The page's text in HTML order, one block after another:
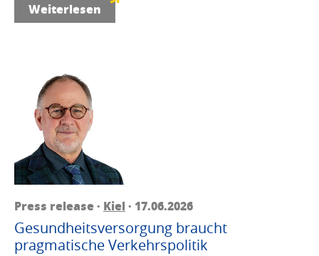
Weiterlesen
Press release · Kiel · 17.06.2026
Gesundheitsversorgung braucht
pragmatische Verkehrspolitik